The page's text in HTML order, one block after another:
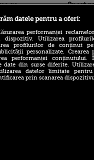
Waldau din
Fostul
datele pentru a oferi:
performanței
Utilizarea
profilurilor de conținut
personalizate. Crearea
performanței conținutului.
din surse diferite.
datelor limitate pentru
prin scanarea